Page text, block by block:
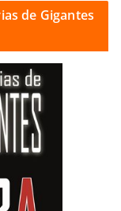
de Gigantes